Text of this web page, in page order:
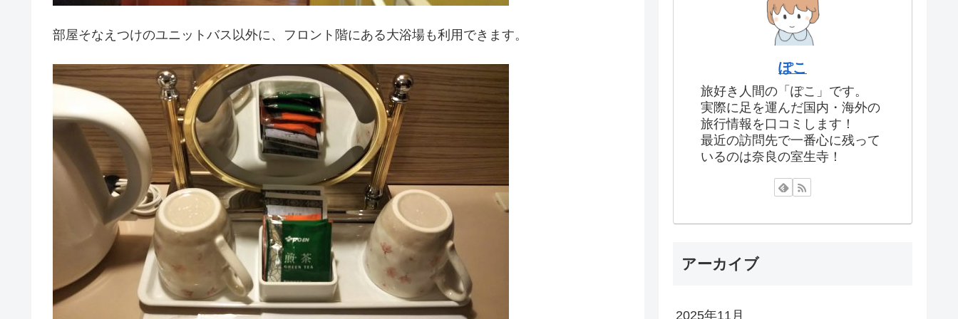
部屋そなえつけのユニットバス以外に、フロント階にある大浴場も利用できます。
ぽこ
旅好き人間の「ぽこ」です。
実際に足を運んだ国内・海外の
旅行情報を口コミします！
最近の訪問先で一番心に残って
いるのは奈良の室生寺！
アーカイブ
2025年11月